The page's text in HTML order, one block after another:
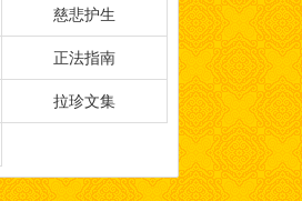
慈悲护生
正法指南
拉珍文集